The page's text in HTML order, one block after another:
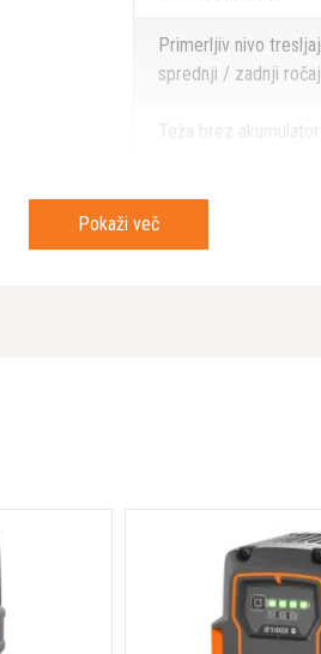
Primerljiv nivo
sprednji / zadnji ročaj
Teža brez
Dolžina rezil
Hitrost rezanja
Napetost
Pokaži več